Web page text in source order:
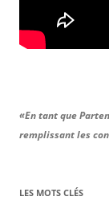
«En tant que
remplissant les
LES MOTS CLÉS